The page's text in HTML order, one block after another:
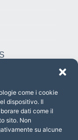
come i cookie
dispositivo. Il
dati come il
sito. Non
su alcune
Italia